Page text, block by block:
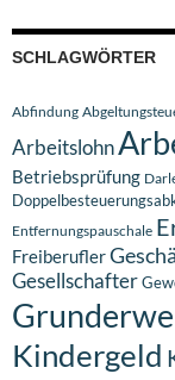
SCHLAGWÖRTER
Abfindung
Arbeitslohn
Betriebsprüfung
Entfernungspauschale
Freiberufler
Gesellschafter
Kindergeld